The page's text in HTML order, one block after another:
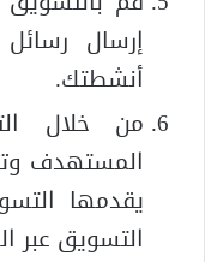
إرسال
أنشطتك.
من خلال
المستهدف
يقدمها
التسويق عبر